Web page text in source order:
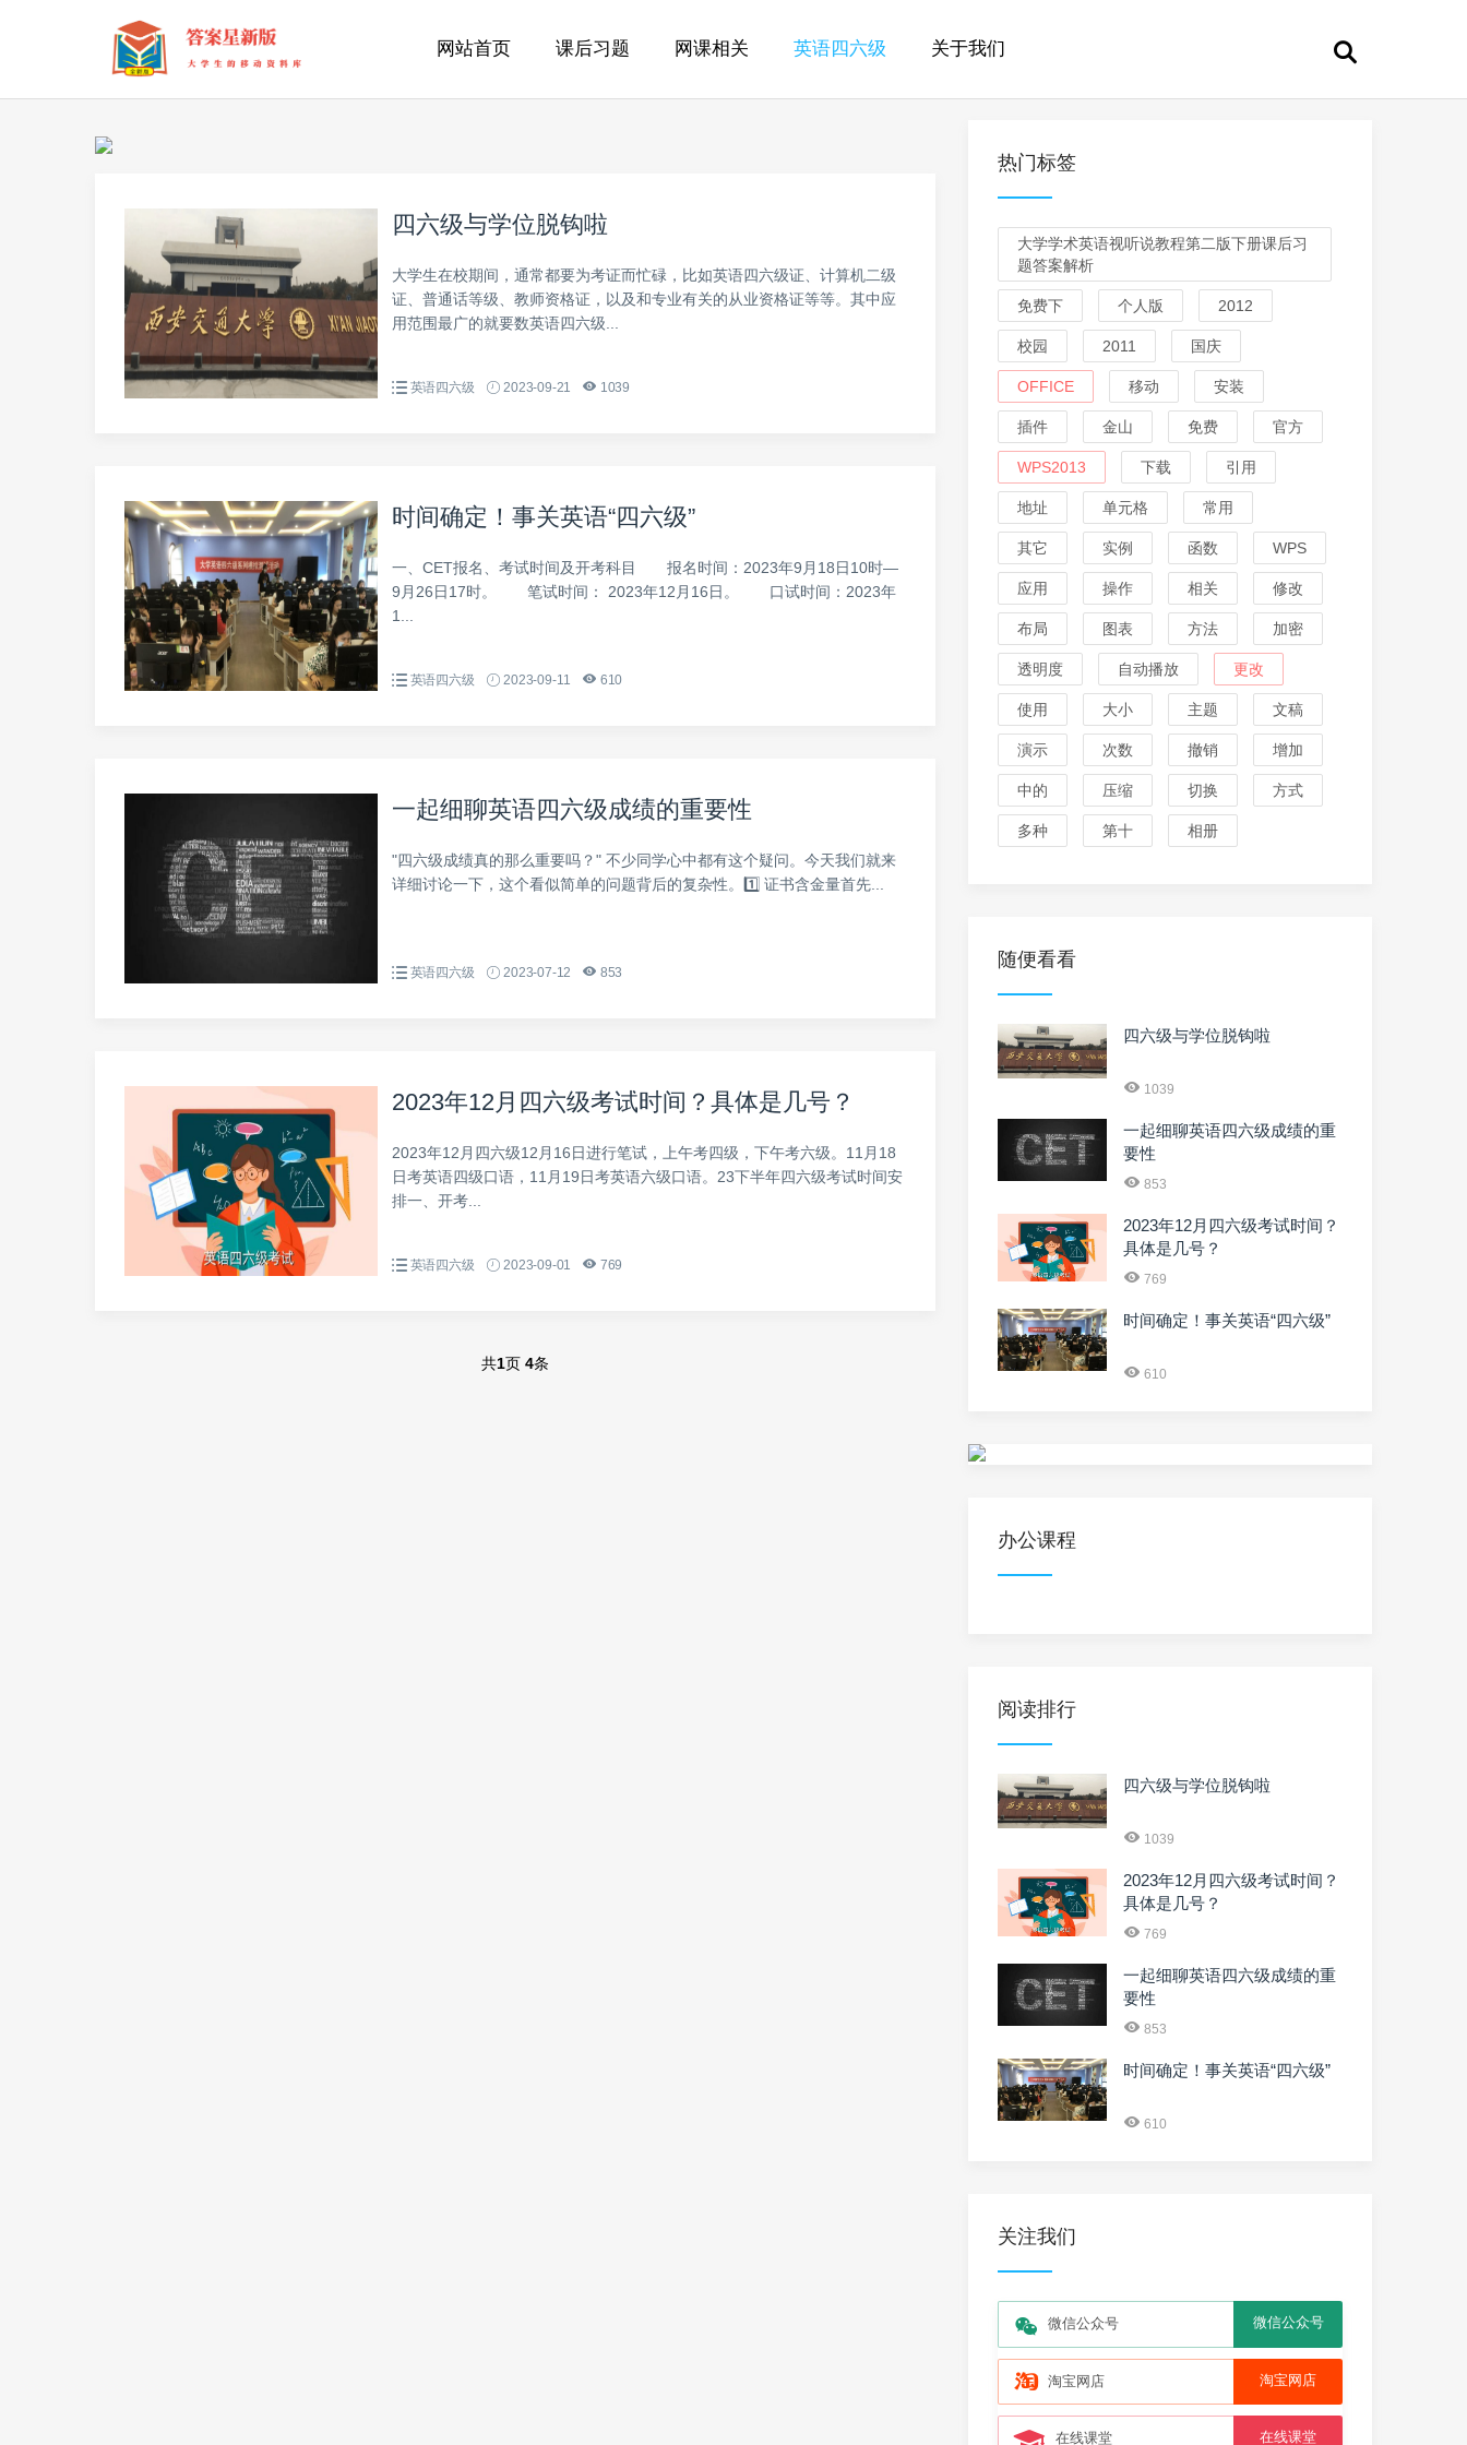
网站首页 课后习题 网课相关 英语四六级 关于我们
四六级与学位脱钩啦
大学生在校期间，通常都要为考证而忙碌，比如英语四六级证、计算机二级
证、普通话等级、教师资格证，以及和专业有关的从业资格证等等。其中应
用范围最广的就要数英语四六级...
英语四六级 2023-09-21 1039
时间确定！事关英语“四六级”
一、CET报名、考试时间及开考科目 报名时间：2023年9月18日10时—
9月26日17时。 笔试时间： 2023年12月16日。 口试时间：2023年
1...
英语四六级 2023-09-11 610
一起细聊英语四六级成绩的重要性
"四六级成绩真的那么重要吗？" 不少同学心中都有这个疑问。今天我们就来
详细讨论一下，这个看似简单的问题背后的复杂性。1️⃣ 证书含金量首先...
英语四六级 2023-07-12 853
2023年12月四六级考试时间？具体是几号？
2023年12月四六级12月16日进行笔试，上午考四级，下午考六级。11月18
日考英语四级口语，11月19日考英语六级口语。23下半年四六级考试时间安
排一、开考...
英语四六级 2023-09-01 769
共1页 4条
热门标签
大学学术英语视听说教程第二版下册课后习
题答案解析
免费下 个人版 2012
校园 2011 国庆
OFFICE 移动 安装
插件 金山 免费 官方
WPS2013 下载 引用
地址 单元格 常用
其它 实例 函数 WPS
应用 操作 相关 修改
布局 图表 方法 加密
透明度 自动播放 更改
使用 大小 主题 文稿
演示 次数 撤销 增加
中的 压缩 切换 方式
多种 第十 相册
随便看看
四六级与学位脱钩啦
1039
一起细聊英语四六级成绩的重
要性
853
2023年12月四六级考试时间？
具体是几号？
769
时间确定！事关英语“四六级”
610
办公课程
阅读排行
四六级与学位脱钩啦
1039
2023年12月四六级考试时间？
具体是几号？
769
一起细聊英语四六级成绩的重
要性
853
时间确定！事关英语“四六级”
610
关注我们
微信公众号 微信公众号
淘宝网店 淘宝网店
在线课堂 在线课堂